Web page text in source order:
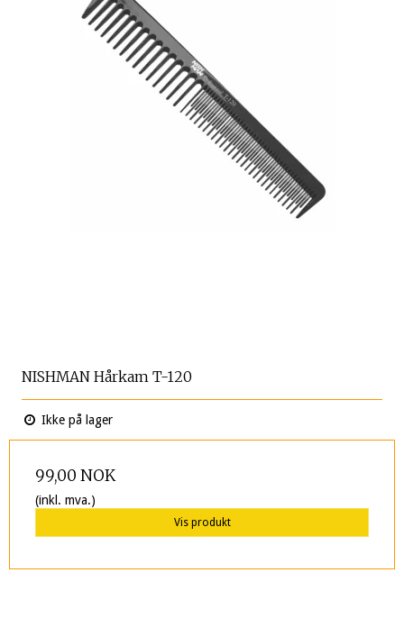
NISHMAN Hårkam T-120
Ikke på lager
99,00 NOK
(inkl. mva.)
Vis produkt